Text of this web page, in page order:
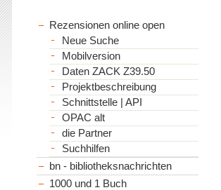
Rezensionen online open
Neue Suche
Mobilversion
Daten ZACK Z39.50
Projektbeschreibung
Schnittstelle | API
OPAC alt
die Partner
Suchhilfen
bn - bibliotheksnachrichten
1000 und 1 Buch